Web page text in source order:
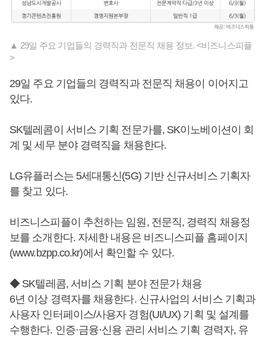
▲ 29일 주요 기업들의 경력직과 전문직 채용 정보. <비즈니스피플
>
29일 주요 기업들의 경력직과 전문직 채용이 이어지고
있다.
SK텔레콤이 서비스 기획 전문가를, SK이노베이션이 회
계 및 세무 분야 경력직을 채용한다.
LG유플러스는 5세대통신(5G) 기반 신규서비스 기획자
를 찾고 있다.
비즈니스피플이 추천하는 임원, 전문직, 경력직 채용정
보를 소개한다. 자세한 내용은 비즈니스피플 홈페이지
(www.bzpp.co.kr)에서 확인할 수 있다.
◆ SK텔레콤, 서비스 기획 분야 전문가 채용
6년 이상 경력자를 채용한다. 신규사업의 서비스 기획과
사용자 인터페이스/사용자 경험(UI/UX) 기획 및 설계를
수행한다. 인증·금융·신용 관리 서비스 기획 경력자, 유